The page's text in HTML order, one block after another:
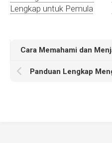
Lengkap untuk Pemula